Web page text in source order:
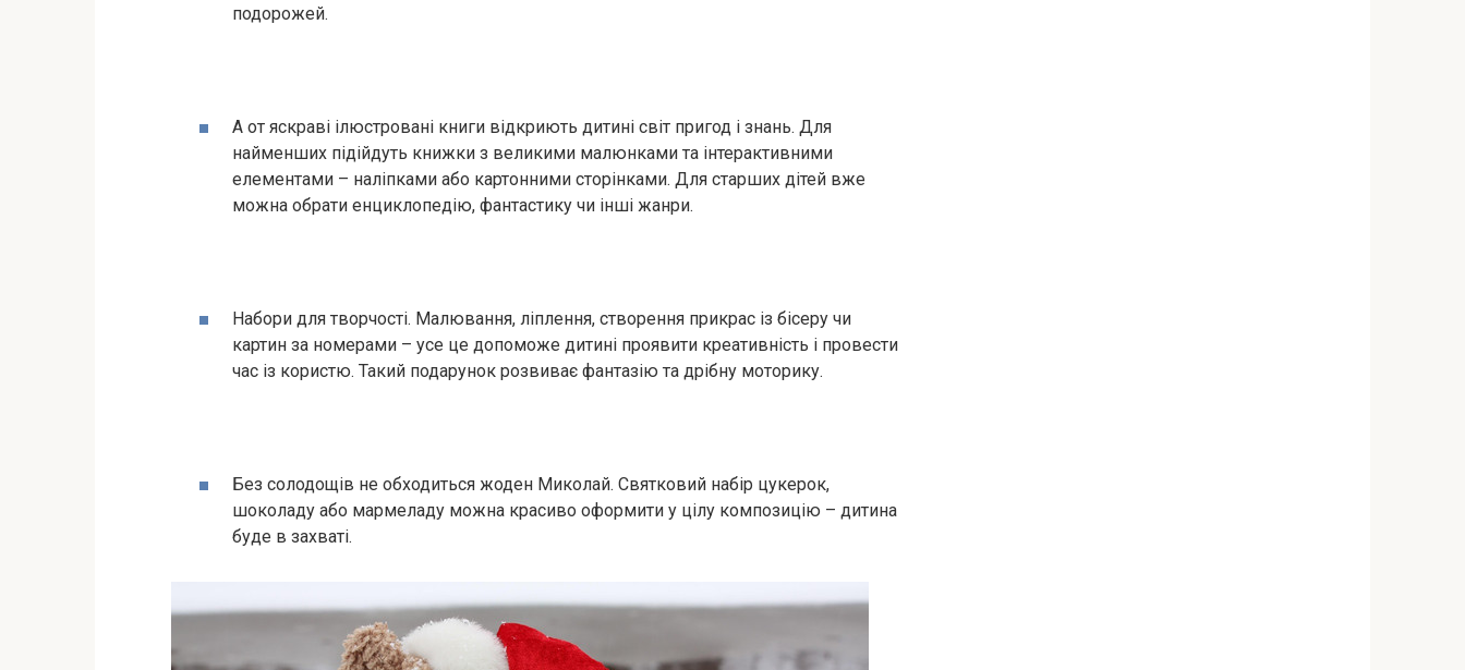
подорожей.
А от яскраві ілюстровані книги відкриють дитині світ пригод і знань. Для
найменших підійдуть книжки з великими малюнками та інтерактивними
елементами – наліпками або картонними сторінками. Для старших дітей вже
можна обрати енциклопедію, фантастику чи інші жанри.
Набори для творчості. Малювання, ліплення, створення прикрас із бісеру чи
картин за номерами – усе це допоможе дитині проявити креативність і провести
час із користю. Такий подарунок розвиває фантазію та дрібну моторику.
Без солодощів не обходиться жоден Миколай. Святковий набір цукерок,
шоколаду або мармеладу можна красиво оформити у цілу композицію – дитина
буде в захваті.